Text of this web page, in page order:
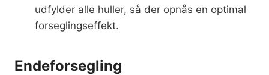
udfylder alle huller, så der opnås en optimal
forseglingseffekt.
Endeforsegling